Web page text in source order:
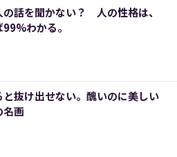
の話を聞かない？ 人の性格は、
わかる。
と抜け出せない。醜いのに美しい
名画